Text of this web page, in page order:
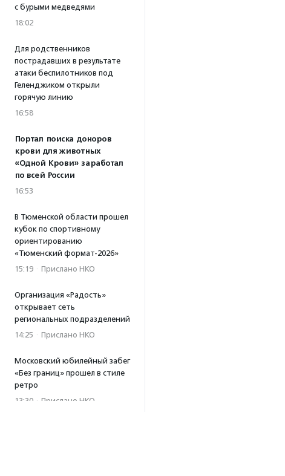
с бурыми медведями
18:02
Для родственников
пострадавших в результате
атаки беспилотников под
Геленджиком открыли
горячую линию
16:58
Портал поиска доноров
крови для животных
«Одной Крови» заработал
по всей России
16:53
В Тюменской области прошел
кубок по спортивному
ориентированию
«Тюменский формат-2026»
15:19 · Прислано НКО
Организация «Радость»
открывает сеть
региональных подразделений
14:25 · Прислано НКО
Московский юбилейный забег
«Без границ» прошел в стиле
ретро
13:30 · Прислано НКО